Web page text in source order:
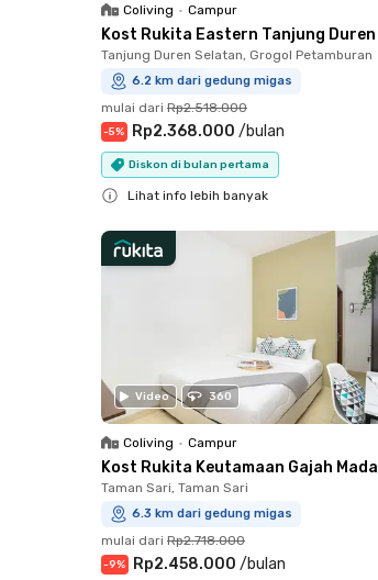
Coliving • Campur
Kost Rukita Eastern Tanjung Duren
Tanjung Duren Selatan, Grogol Petamburan
6.2 km dari gedung migas
mulai dari Rp2.518.000
-5% Rp2.368.000 /bulan
Diskon di bulan pertama
Lihat info lebih banyak
Video 360
Coliving • Campur
Kost Rukita Keutamaan Gajah Mada
Taman Sari, Taman Sari
6.3 km dari gedung migas
mulai dari Rp2.718.000
-9% Rp2.458.000 /bulan